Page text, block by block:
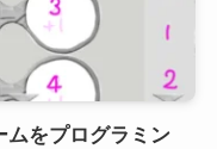
ムをプログラミン